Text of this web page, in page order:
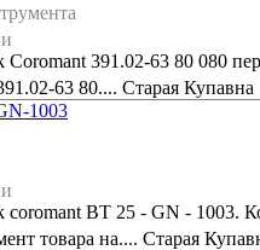
391.02-63 80 080
63 80.... Старая Купавна
1003
BT 25 - GN - 1003.
товара на.... Старая